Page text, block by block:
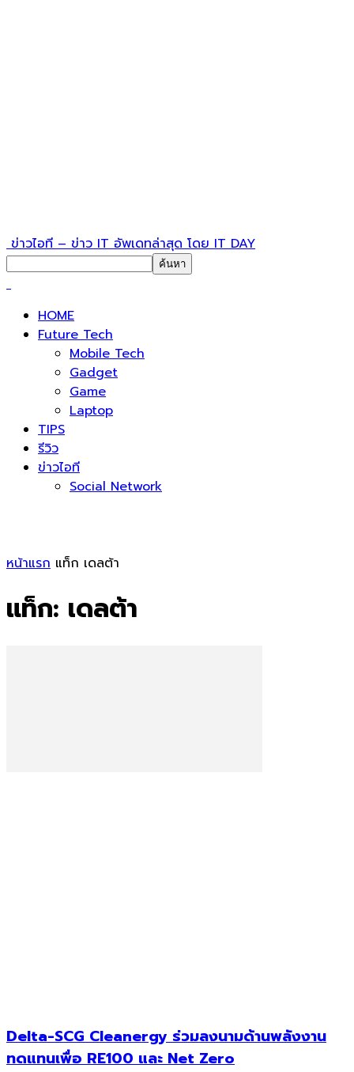
ข่าวไอที – ข่าว IT อัพเดทล่าสุด โดย IT DAY
HOME
Future Tech
Mobile Tech
Gadget
Game
Laptop
TIPS
รีวิว
ข่าวไอที
Social Network
หน้าแรก แท็ก เดลต้า
แท็ก: เดลต้า
Delta-SCG Cleanergy ร่วมลงนามด้านพลังงาน
ทดแทนเพื่อ RE100 และ Net Zero